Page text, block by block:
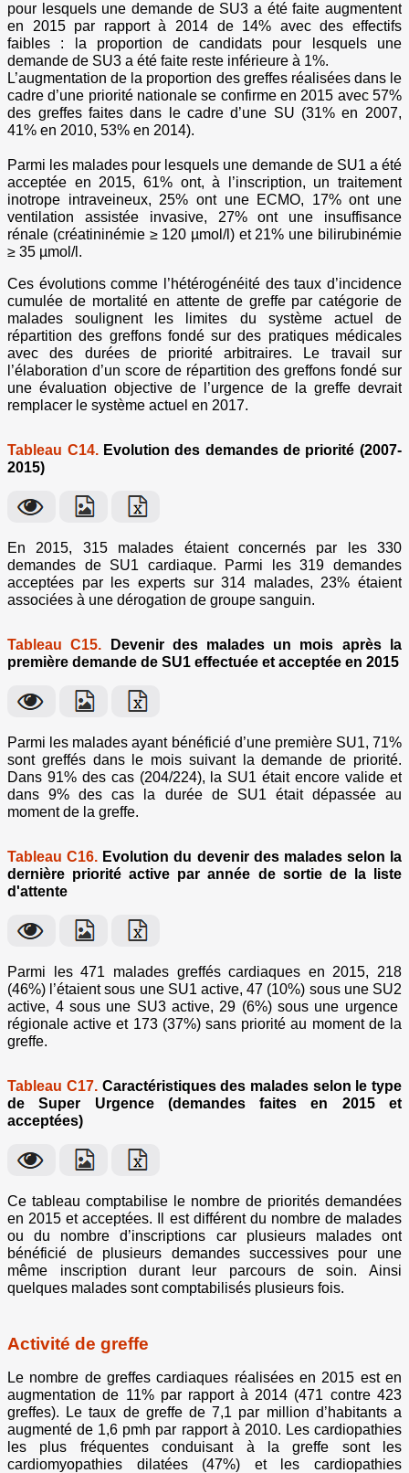
pour lesquels une demande de SU3 a été faite augmentent
en 2015 par rapport à 2014 de 14% avec des effectifs
faibles : la proportion de candidats pour lesquels une
demande de SU3 a été faite reste inférieure à 1%.
L’augmentation de la proportion des greffes réalisées dans le
cadre d’une priorité nationale se confirme en 2015 avec 57%
des greffes faites dans le cadre d’une SU (31% en 2007,
41% en 2010, 53% en 2014).
Parmi les malades pour lesquels une demande de SU1 a été
acceptée en 2015, 61% ont, à l’inscription, un traitement
inotrope intraveineux, 25% ont une ECMO, 17% ont une
ventilation assistée invasive, 27% ont une insuffisance
rénale (créatininémie ≥ 120 µmol/l) et 21% une bilirubinémie
≥ 35 µmol/l.
Ces évolutions comme l’hétérogénéité des taux d’incidence
cumulée de mortalité en attente de greffe par catégorie de
malades soulignent les limites du système actuel de
répartition des greffons fondé sur des pratiques médicales
avec des durées de priorité arbitraires. Le travail sur
l’élaboration d’un score de répartition des greffons fondé sur
une évaluation objective de l’urgence de la greffe devrait
remplacer le système actuel en 2017.
Tableau C14.Evolution des demandes de priorité (2007-
2015)
En 2015, 315 malades étaient concernés par les 330
demandes de SU1 cardiaque. Parmi les 319 demandes
acceptées par les experts sur 314 malades, 23% étaient
associées à une dérogation de groupe sanguin.
Tableau C15. Devenir des malades un mois après la
première demande de SU1 effectuée et acceptée en 2015
Parmi les malades ayant bénéficié d’une première SU1, 71%
sont greffés dans le mois suivant la demande de priorité.
Dans 91% des cas (204/224), la SU1 était encore valide et
dans 9% des cas la durée de SU1 était dépassée au
moment de la greffe.
Tableau C16. Evolution du devenir des malades selon la
dernière priorité active par année de sortie de la liste
d'attente
Parmi les 471 malades greffés cardiaques en 2015, 218
(46%) l’étaient sous une SU1 active, 47 (10%) sous une SU2
active, 4 sous une SU3 active, 29 (6%) sous une urgence
régionale active et 173 (37%) sans priorité au moment de la
greffe.
Tableau C17.Caractéristiques des malades selon le type
de Super Urgence (demandes faites en 2015 et
acceptées)
Ce tableau comptabilise le nombre de priorités demandées
en 2015 et acceptées. Il est différent du nombre de malades
ou du nombre d’inscriptions car plusieurs malades ont
bénéficié de plusieurs demandes successives pour une
même inscription durant leur parcours de soin. Ainsi
quelques malades sont comptabilisés plusieurs fois.
Activité de greffe
Le nombre de greffes cardiaques réalisées en 2015 est en
augmentation de 11% par rapport à 2014 (471 contre 423
greffes). Le taux de greffe de 7,1 par million d’habitants a
augmenté de 1,6 pmh par rapport à 2010. Les cardiopathies
les plus fréquentes conduisant à la greffe sont les
cardiomyopathies dilatées (47%) et les cardiopathies